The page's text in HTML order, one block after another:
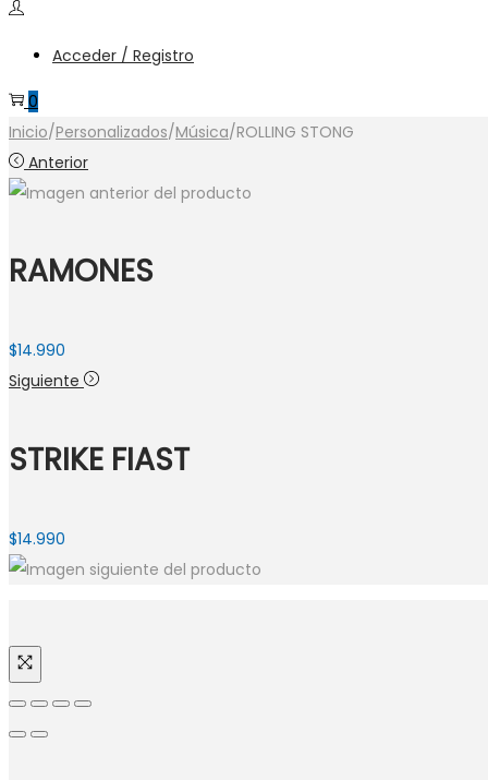
Acceder / Registro
0
Inicio/Personalizados/Música/ROLLING STONG
Anterior
RAMONES
$14.990
Siguiente
STRIKE FIAST
$14.990